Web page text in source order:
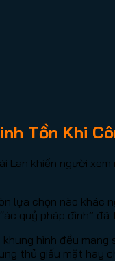
Tồn Khi
Lan khiến người
lựa chọn nào
quỷ pháp đình” đã
hình đều
thủ giấu mặt hay